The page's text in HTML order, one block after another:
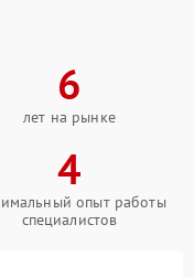
6
лет на рынке
4
опыт работы
специалистов